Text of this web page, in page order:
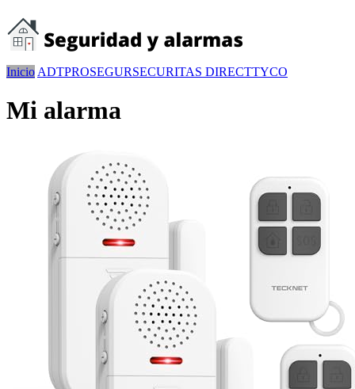
Inicio ADTPROSEGURSECURITAS DIRECTTYCO
Mi alarma